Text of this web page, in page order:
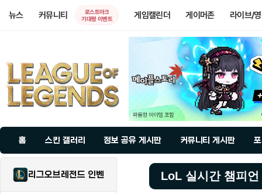
뉴스 커뮤니티
로스트아크
기대평 이벤트
게임캘린더 게이머존 라이브/
홈 스킨 갤러리 정보 공유 게시판 커뮤니티 게시판
리그오브레전드 인벤 LoL 실시간 챔피언